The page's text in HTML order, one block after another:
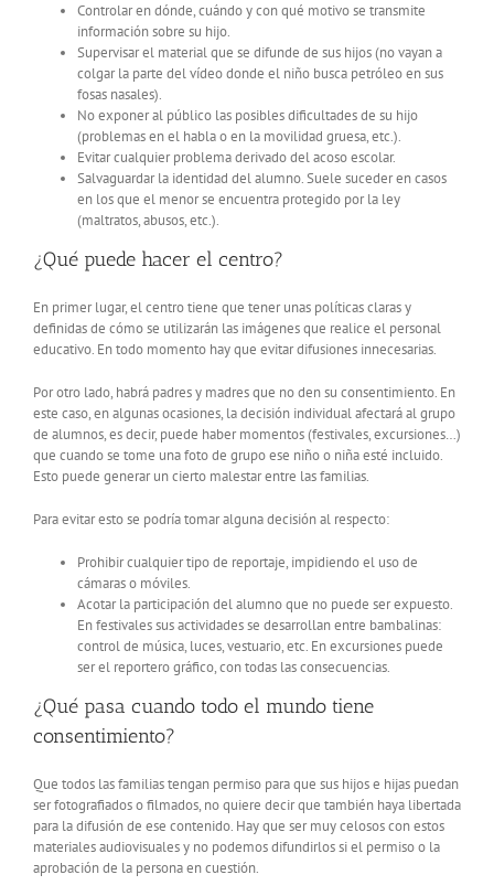
Controlar en dónde, cuándo y con qué motivo se transmite
información sobre su hijo.
Supervisar el material que se difunde de sus hijos (no vayan a
colgar la parte del vídeo donde el niño busca petróleo en sus
fosas nasales).
No exponer al público las posibles dificultades de su hijo
(problemas en el habla o en la movilidad gruesa, etc.).
Evitar cualquier problema derivado del acoso escolar.
Salvaguardar la identidad del alumno. Suele suceder en casos
en los que el menor se encuentra protegido por la ley
(maltratos, abusos, etc.).
¿Qué puede hacer el centro?
En primer lugar, el centro tiene que tener unas políticas claras y
definidas de cómo se utilizarán las imágenes que realice el personal
educativo. En todo momento hay que evitar difusiones innecesarias.
Por otro lado, habrá padres y madres que no den su consentimiento. En
este caso, en algunas ocasiones, la decisión individual afectará al grupo
de alumnos, es decir, puede haber momentos (festivales, excursiones…)
que cuando se tome una foto de grupo ese niño o niña esté incluido.
Esto puede generar un cierto malestar entre las familias.
Para evitar esto se podría tomar alguna decisión al respecto:
Prohibir cualquier tipo de reportaje, impidiendo el uso de
cámaras o móviles.
Acotar la participación del alumno que no puede ser expuesto.
En festivales sus actividades se desarrollan entre bambalinas:
control de música, luces, vestuario, etc. En excursiones puede
ser el reportero gráfico, con todas las consecuencias.
¿Qué pasa cuando todo el mundo tiene
consentimiento?
Que todos las familias tengan permiso para que sus hijos e hijas puedan
ser fotografiados o filmados, no quiere decir que también haya libertada
para la difusión de ese contenido. Hay que ser muy celosos con estos
materiales audiovisuales y no podemos difundirlos si el permiso o la
aprobación de la persona en cuestión.